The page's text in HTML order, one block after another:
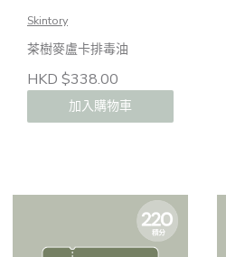
Skintory
茶樹麥盧卡排毒油
HKD $338.00
加入購物車